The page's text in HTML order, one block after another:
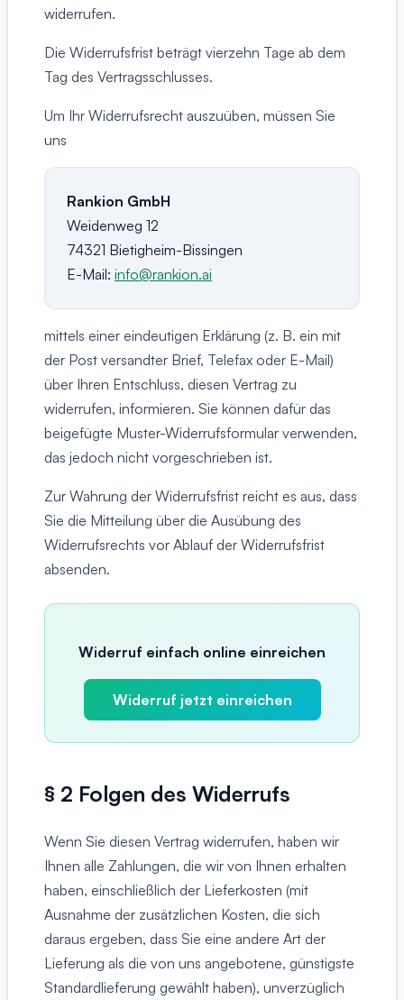
widerrufen.
Die Widerrufsfrist beträgt vierzehn Tage ab dem
Tag des Vertragsschlusses.
Um Ihr Widerrufsrecht auszuüben, müssen Sie
uns
Rankion GmbH
Weidenweg 12
74321 Bietigheim-Bissingen
E-Mail: info@rankion.ai
mittels einer eindeutigen Erklärung (z. B. ein mit
der Post versandter Brief, Telefax oder E-Mail)
über Ihren Entschluss, diesen Vertrag zu
widerrufen, informieren. Sie können dafür das
beigefügte Muster-Widerrufsformular verwenden,
das jedoch nicht vorgeschrieben ist.
Zur Wahrung der Widerrufsfrist reicht es aus, dass
Sie die Mitteilung über die Ausübung des
Widerrufsrechts vor Ablauf der Widerrufsfrist
absenden.
Widerruf einfach online einreichen
Widerruf jetzt einreichen
§ 2 Folgen des Widerrufs
Wenn Sie diesen Vertrag widerrufen, haben wir
Ihnen alle Zahlungen, die wir von Ihnen erhalten
haben, einschließlich der Lieferkosten (mit
Ausnahme der zusätzlichen Kosten, die sich
daraus ergeben, dass Sie eine andere Art der
Lieferung als die von uns angebotene, günstigste
Standardlieferung gewählt haben), unverzüglich